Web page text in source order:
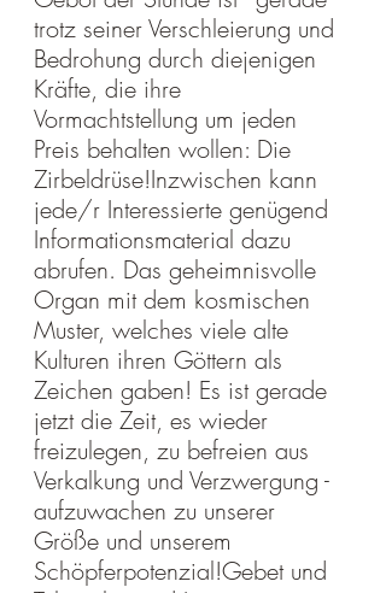
trotz seiner Verschleierung und
Bedrohung durch diejenigen
Kräfte, die ihre
Vormachtstellung um jeden
Preis behalten wollen: Die
Zirbeldrüse!Inzwischen kann
jede/r Interessierte genügend
Informationsmaterial dazu
abrufen. Das geheimnisvolle
Organ mit dem kosmischen
Muster, welches viele alte
Kulturen ihren Göttern als
Zeichen gaben! Es ist gerade
jetzt die Zeit, es wieder
freizulegen, zu befreien aus
Verkalkung und Verzwergung -
aufzuwachen zu unserer
Größe und unserem
Schöpferpotenzial!Gebet und